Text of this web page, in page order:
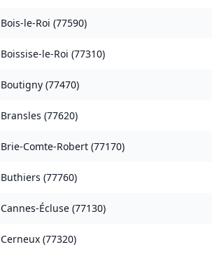
Bois-le-Roi (77590)
Boissise-le-Roi (77310)
Boutigny (77470)
Bransles (77620)
Brie-Comte-Robert (77170)
Buthiers (77760)
Cannes-Écluse (77130)
Cerneux (77320)